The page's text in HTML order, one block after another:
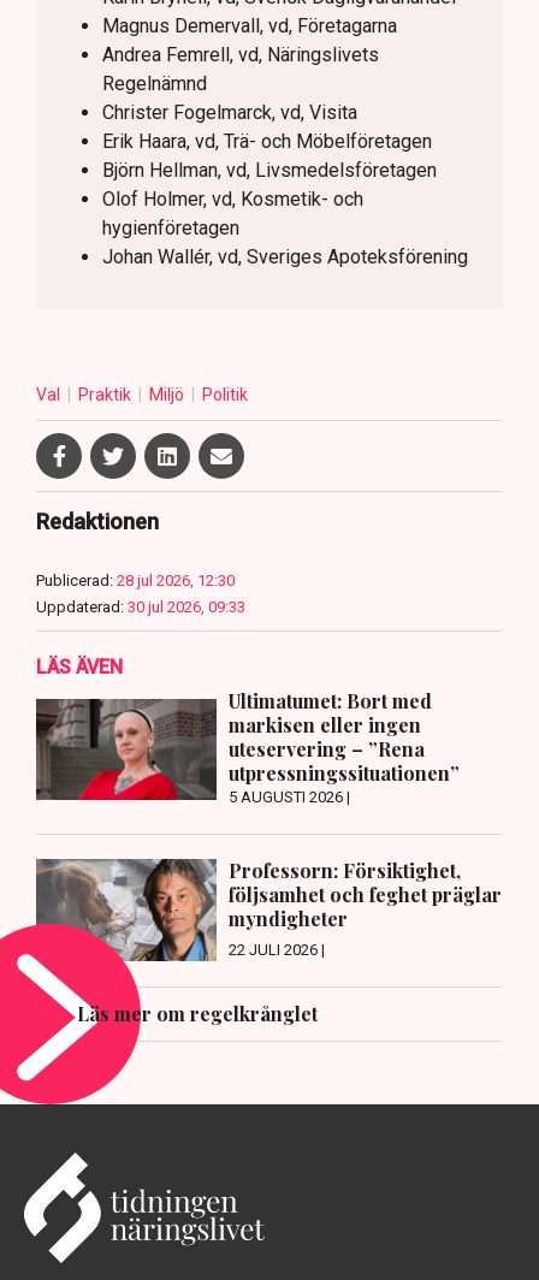
Magnus Demervall, vd, Företagarna
Andrea Femrell, vd, Näringslivets
Regelnämnd
Christer Fogelmarck, vd, Visita
Erik Haara, vd, Trä- och Möbelföretagen
Björn Hellman, vd, Livsmedelsföretagen
Olof Holmer, vd, Kosmetik- och
hygienföretagen
Johan Wallér, vd, Sveriges Apoteksförening
Val Praktik Miljö Politik
Redaktionen
Publicerad: 28 jul 2026, 12:30
Uppdaterad: 30 jul 2026, 09:33
LÄS ÄVEN
Ultimatumet: Bort med
markisen eller ingen
uteservering – ”Rena
utpressningssituationen”
5 AUGUSTI 2026 |
Professorn: Försiktighet,
följsamhet och feghet präglar
myndigheter
22 JULI 2026 |
Läs mer om regelkrånglet